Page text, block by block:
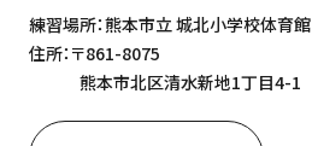
練習場所：熊本市立 城北小学校体育館
住所：〒861-8075
熊本市北区清水新地1丁目4-1